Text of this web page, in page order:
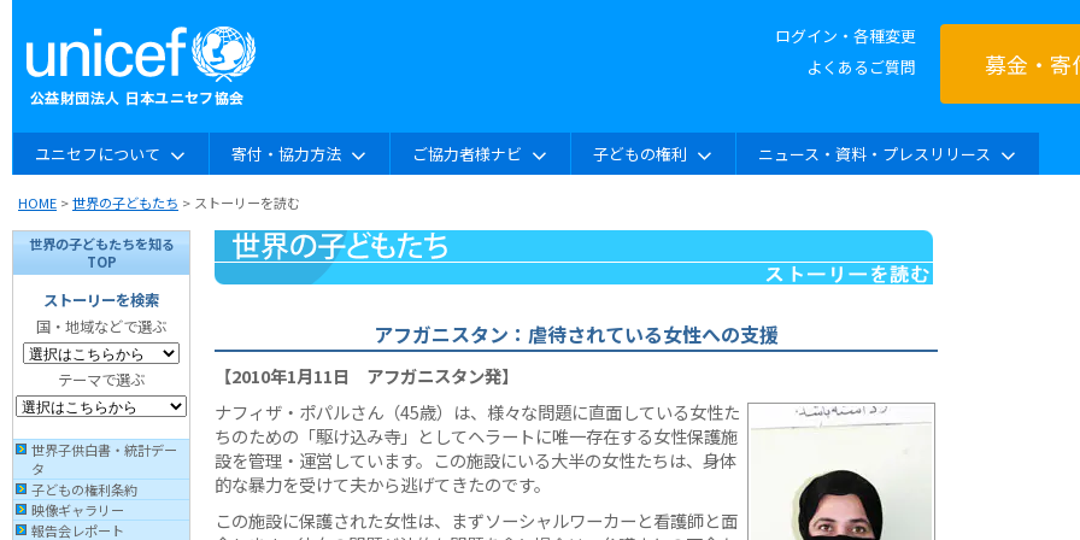
ログイン・各種変更
よくあるご質問
募金・寄
ユニセフについて 寄付・協力方法 ご協力者様ナビ 子どもの権利 ニュース・資料・プレスリリース
HOME >世界の子どもたち > ストーリーを読む
世界の子どもたちを知る
TOP
ストーリーを検索
国・地域などで選ぶ
テーマで選ぶ
世界子供白書・統計デー
タ
子どもの権利条約
映像ギャラリー
報告会レポート
アフガニスタン：虐待されている女性への支援
【2010年1月11日 アフガニスタン発】
ナフィザ・ポパルさん（45歳）は、様々な問題に直面している女性た
ちのための「駆け込み寺」としてヘラートに唯一存在する女性保護施
設を管理・運営しています。この施設にいる大半の女性たちは、身体
的な暴力を受けて夫から逃げてきたのです。
この施設に保護された女性は、まずソーシャルワーカーと看護師と面